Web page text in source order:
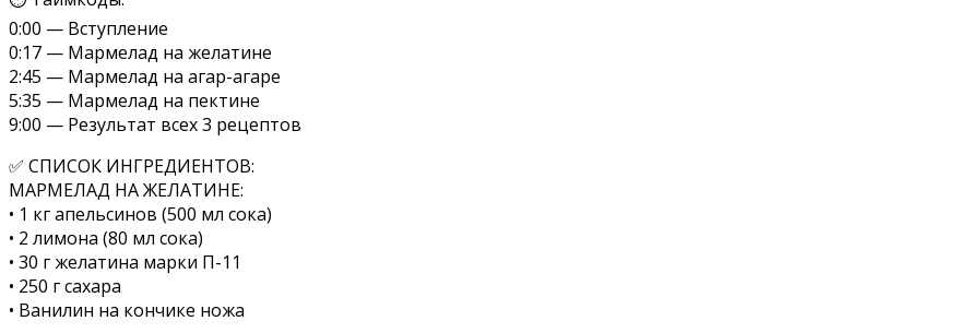
0:00 — Вступление
0:17 — Мармелад на желатине
2:45 — Мармелад на агар-агаре
5:35 — Мармелад на пектине
9:00 — Результат всех 3 рецептов
✅ СПИСОК ИНГРЕДИЕНТОВ:
МАРМЕЛАД НА ЖЕЛАТИНЕ:
• 1 кг апельсинов (500 мл сока)
• 2 лимона (80 мл сока)
• 30 г желатина марки П-11
• 250 г сахара
• Ванилин на кончике ножа